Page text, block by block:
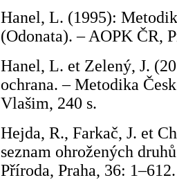
Hanel, L. (1995):
(Odonata). – AOPK ČR,
Hanel, L. et Zelený, J.
ochrana. – Metodika
Vlašim, 240 s.
Hejda, R., Farkač, J. et
seznam ohrožených
Příroda, Praha, 36: 1–612.